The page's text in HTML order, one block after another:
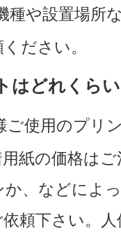
種や設置場所
ださい。
はどれくら
ご使用のプリ
紙の価格は
、などによ
頼下さい。